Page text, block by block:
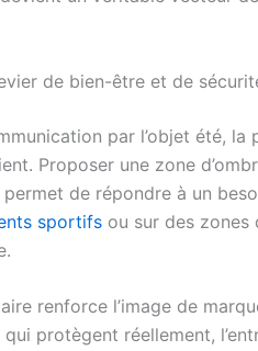
de bien-être et de
par l’objet été,
Proposer une zone
de répondre à un
sportifs ou sur des
renforce l’image de
protègent réellement,